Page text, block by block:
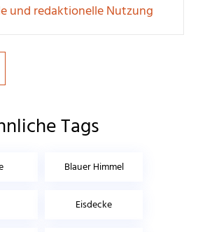
und redaktionelle Nutzung
Tags
Blauer Himmel
Eisdecke